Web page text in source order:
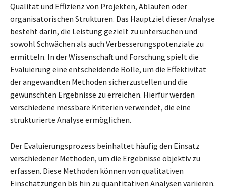
Qualität und Effizienz von Projekten, Abläufen oder
organisatorischen Strukturen. Das Hauptziel dieser Analyse
besteht darin, die Leistung gezielt zu untersuchen und
sowohl Schwächen als auch Verbesserungspotenziale zu
ermitteln. In der Wissenschaft und Forschung spielt die
Evaluierung eine entscheidende Rolle, um die Effektivität
der angewandten Methoden sicherzustellen und die
gewünschten Ergebnisse zu erreichen. Hierfür werden
verschiedene messbare Kriterien verwendet, die eine
strukturierte Analyse ermöglichen.
Der Evaluierungsprozess beinhaltet häufig den Einsatz
verschiedener Methoden, um die Ergebnisse objektiv zu
erfassen. Diese Methoden können von qualitativen
Einschätzungen bis hin zu quantitativen Analysen variieren.